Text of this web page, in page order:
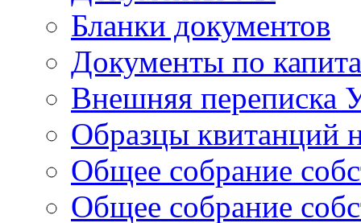
Бланки документов
Документы по
Внешняя переписка
Образцы квитанций
Общее собрание
Общее собрание